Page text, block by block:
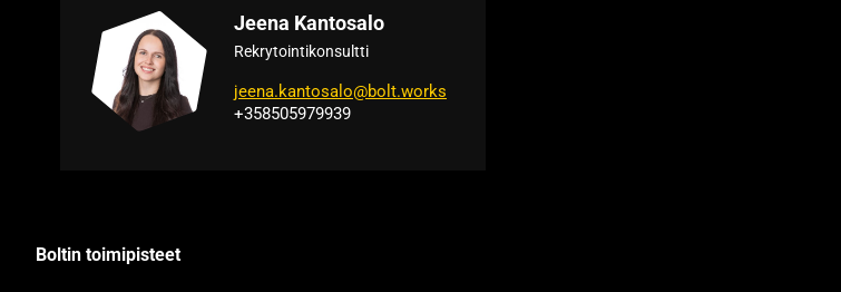
Jeena Kantosalo
Rekrytointikonsultti
jeena.kantosalo@bolt.works
+358505979939
Boltin toimipisteet